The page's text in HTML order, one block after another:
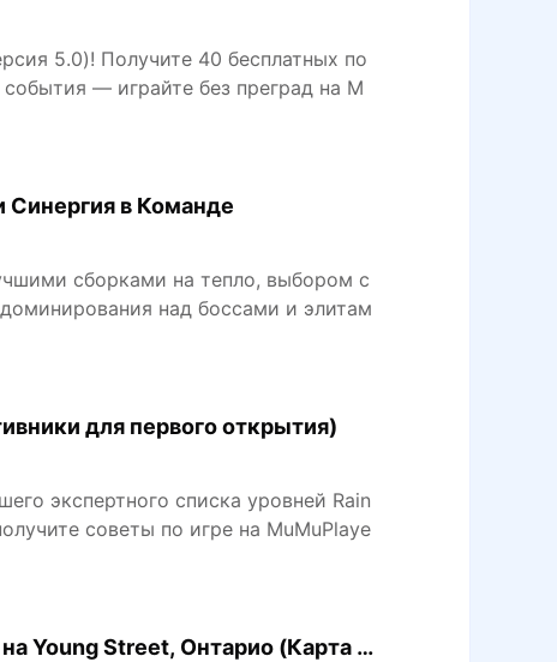
5.0)! Получите 40 бесплатных по
— играйте без преград на M
Синергия в Команде
сборками на тепло, выбором с
над боссами и элитам
для первого открытия)
экспертного списка уровней Rain
советы по игре на MuMuPlaye
Young Street, Онтарио (Карта и